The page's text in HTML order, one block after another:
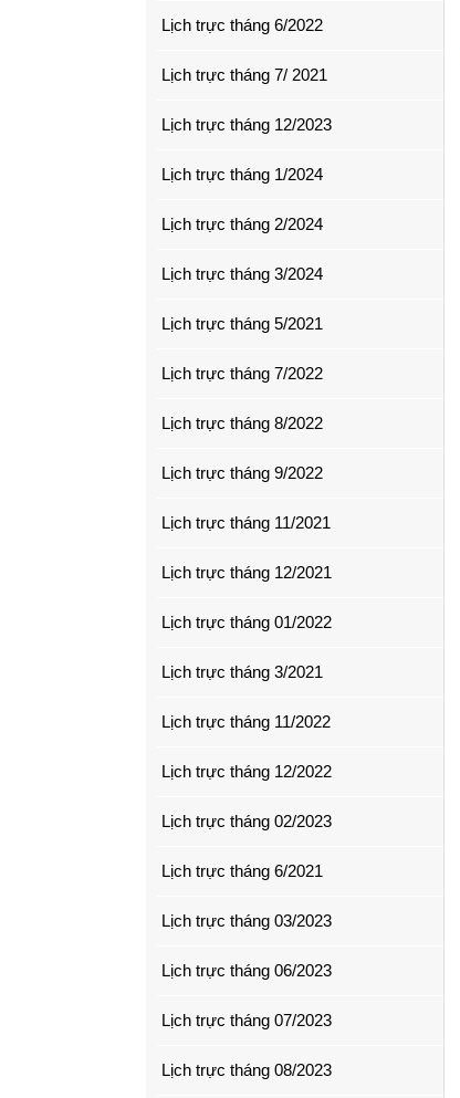
Lịch trực tháng 6/2022
Lịch trực tháng 7/ 2021
Lịch trực tháng 12/2023
Lịch trực tháng 1/2024
Lịch trực tháng 2/2024
Lịch trực tháng 3/2024
Lịch trực tháng 5/2021
Lịch trực tháng 7/2022
Lịch trực tháng 8/2022
Lịch trực tháng 9/2022
Lịch trực tháng 11/2021
Lịch trực tháng 12/2021
Lịch trực tháng 01/2022
Lịch trực tháng 3/2021
Lịch trực tháng 11/2022
Lịch trực tháng 12/2022
Lịch trực tháng 02/2023
Lịch trực tháng 6/2021
Lịch trực tháng 03/2023
Lịch trực tháng 06/2023
Lịch trực tháng 07/2023
Lịch trực tháng 08/2023